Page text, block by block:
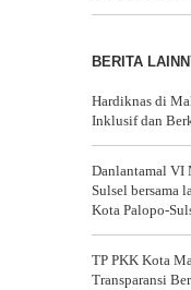
BERITA
Hardiknas di
Inklusif dan
Danlantamal VI
Sulsel bersama
Kota Palopo-
TP PKK Kota
Transparansi